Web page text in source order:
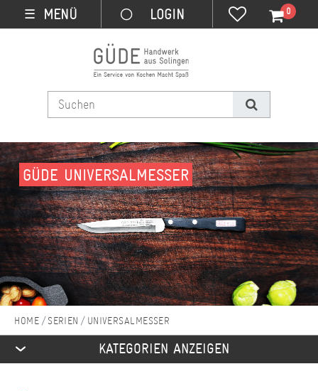
☰ MENÜ 0
GÜDE UNIVERSALMESSER
SERIEN UNIVERSALMESSER
KATEGORIEN ANZEIGEN